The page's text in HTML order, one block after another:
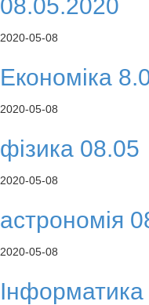
08.05.2020
2020-05-08
Економіка
2020-05-08
фізика 08.05
2020-05-08
астрономія
2020-05-08